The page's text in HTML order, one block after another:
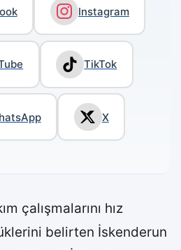
Instagram
TikTok
X
çalışmalarını hız
belirten İskenderun